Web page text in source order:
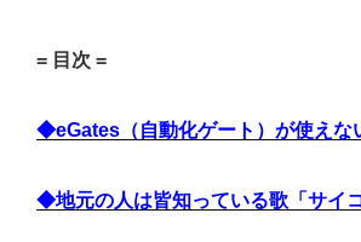
= 目次 =
◆eGates（自動化ゲート）が使えな
◆地元の人は皆知っている歌「サイ